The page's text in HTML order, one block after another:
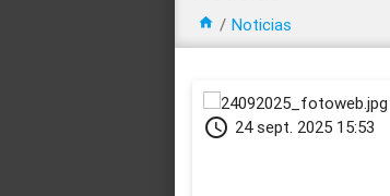
home / Noticias
schedule 24 sept. 2025 15:53